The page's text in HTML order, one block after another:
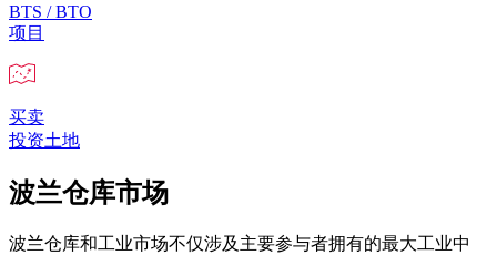
BTS / BTO
项目
买卖
投资土地
波兰仓库市场
波兰仓库和工业市场不仅涉及主要参与者拥有的最大工业中